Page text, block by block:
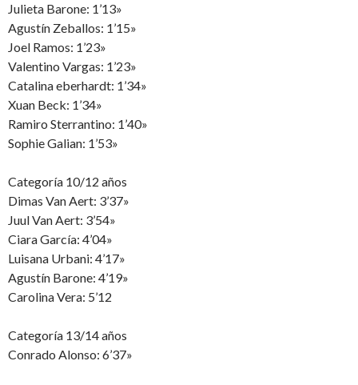
Julieta Barone: 1’13»
Agustín Zeballos: 1’15»
Joel Ramos: 1’23»
Valentino Vargas: 1’23»
Catalina eberhardt: 1’34»
Xuan Beck: 1’34»
Ramiro Sterrantino: 1’40»
Sophie Galian: 1’53»
Categoría 10/12 años
Dimas Van Aert: 3’37»
Juul Van Aert: 3’54»
Ciara García: 4’04»
Luisana Urbani: 4’17»
Agustín Barone: 4’19»
Carolina Vera: 5’12
Categoría 13/14 años
Conrado Alonso: 6’37»